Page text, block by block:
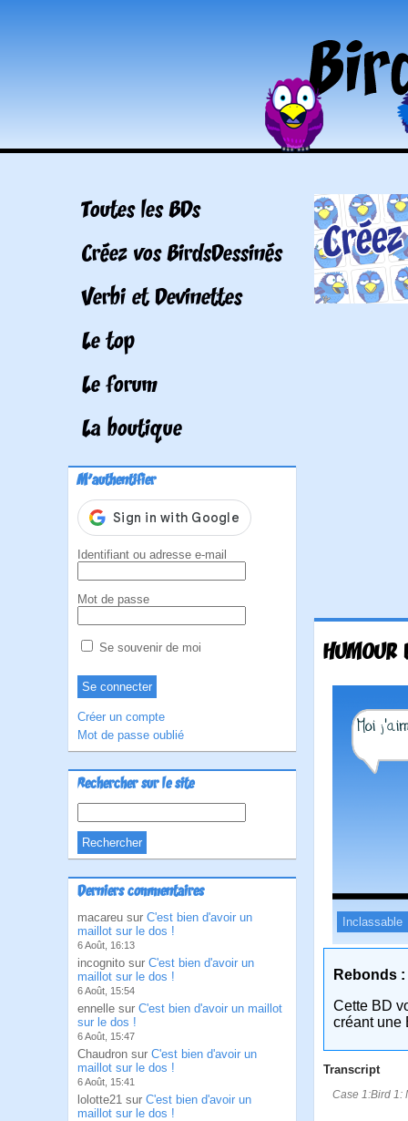
Toutes les BDs
Créez vos BirdsDessinés
Verbi et Devinettes
Le top
Le forum
La boutique
M'authentifier
Identifiant ou adresse e-mail
Mot de passe
Se souvenir de moi
Créer un compte
Mot de passe oublié
Rechercher sur le site
Derniers commentaires
macareu sur C'est bien d'avoir un
maillot sur le dos !
6 Août, 16:13
incognito sur C'est bien d'avoir un
maillot sur le dos !
6 Août, 15:54
ennelle sur C'est bien d'avoir un maillot
sur le dos !
6 Août, 15:47
Chaudron sur C'est bien d'avoir un
maillot sur le dos !
6 Août, 15:41
lolotte21 sur C'est bien d'avoir un
maillot sur le dos !
HUMOUR
Inclassable
Rebonds :
Cette BD
créant une
Transcript
Case 1:Bird 1: